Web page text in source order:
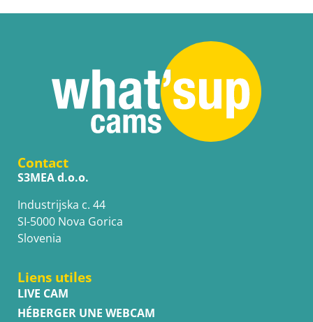
Contact
S3MEA d.o.o.
Industrijska c. 44
SI-5000 Nova Gorica
Slovenia
Liens utiles
LIVE CAM
HÉBERGER UNE WEBCAM